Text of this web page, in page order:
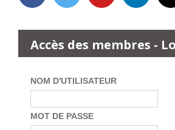
Accès des membres -
NOM D'UTILISATEUR
MOT DE PASSE